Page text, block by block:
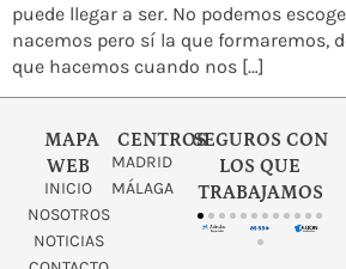
puede llegar a ser. No podemos
nacemos pero sí la que formaremos,
que hacemos cuando nos […]
MAPA
WEB
INICIO
NOSOTROS
NOTICIAS
CENTROS
MADRID
MÁLAGA
SEGUROS CON
LOS QUE
TRABAJAMOS